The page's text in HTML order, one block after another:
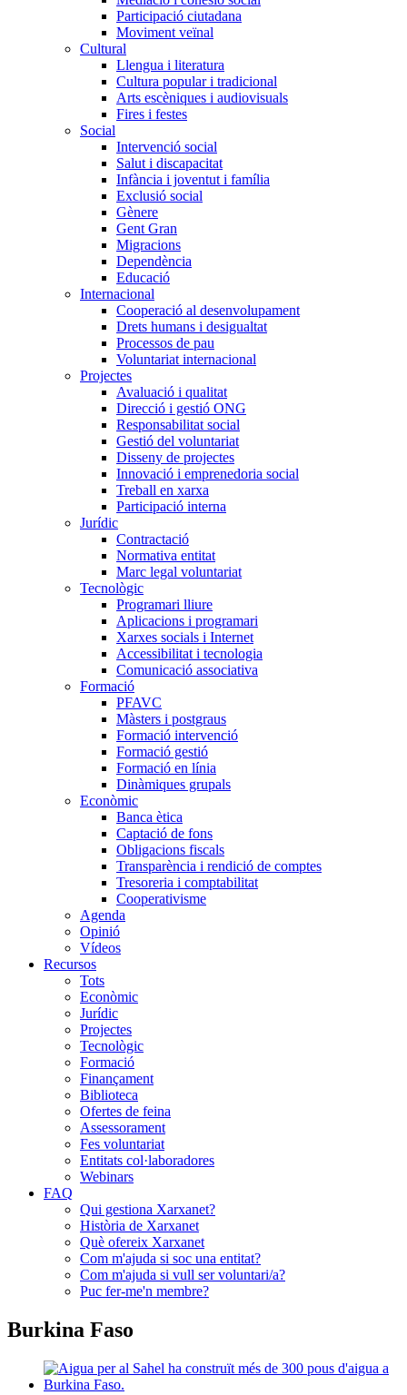
Participació ciutadana
Moviment veïnal
Cultural
Llengua i literatura
Cultura popular i tradicional
Arts escèniques i audiovisuals
Fires i festes
Social
Intervenció social
Salut i discapacitat
Infància i joventut i família
Exclusió social
Gènere
Gent Gran
Migracions
Dependència
Educació
Internacional
Cooperació al desenvolupament
Drets humans i desigualtat
Processos de pau
Voluntariat internacional
Projectes
Avaluació i qualitat
Direcció i gestió ONG
Responsabilitat social
Gestió del voluntariat
Disseny de projectes
Innovació i emprenedoria social
Treball en xarxa
Participació interna
Jurídic
Contractació
Normativa entitat
Marc legal voluntariat
Tecnològic
Programari lliure
Aplicacions i programari
Xarxes socials i Internet
Accessibilitat i tecnologia
Comunicació associativa
Formació
PFAVC
Màsters i postgraus
Formació intervenció
Formació gestió
Formació en línia
Dinàmiques grupals
Econòmic
Banca ètica
Captació de fons
Obligacions fiscals
Transparència i rendició de comptes
Tresoreria i comptabilitat
Cooperativisme
Agenda
Opinió
Vídeos
Recursos
Tots
Econòmic
Jurídic
Projectes
Tecnològic
Formació
Finançament
Biblioteca
Ofertes de feina
Assessorament
Fes voluntariat
Entitats col·laboradores
Webinars
FAQ
Qui gestiona Xarxanet?
Història de Xarxanet
Què ofereix Xarxanet
Com m'ajuda si soc una entitat?
Com m'ajuda si vull ser voluntari/a?
Puc fer-me'n membre?
Burkina Faso